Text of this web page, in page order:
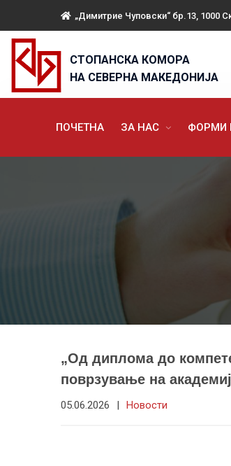
„Димитрие Чуповски“ бр.13, 1000
СТОПАНСКА КОМОРА
НА СЕВЕРНА МАКЕДОНИЈА
ПОЧЕТНА ЗА НАС ФОРМИ
„Од диплома до
поврзување на
05.06.2026 | Новости